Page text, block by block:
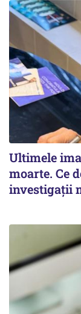
Ultimele
moarte. Ce
investigații